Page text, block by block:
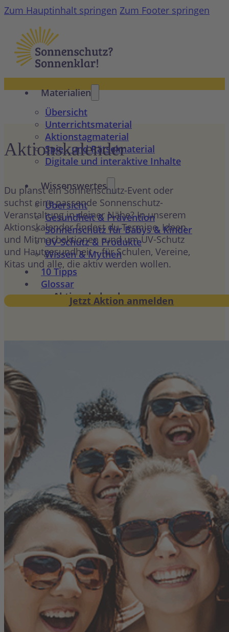
Zum Hauptinhalt springen Zum Footer springen
Materialien
Übersicht
Unterrichtsmaterial
Aktionstagmaterial
Spiel- und Rätselmaterial
Digitale und interaktive Inhalte
Wissenswertes
Übersicht
Gesundheit & Prävention
Sonnenschutz für Babys & Kinder
UV-Schutz & Produkte
Wissen & Mythen
10 Tipps
Glossar
Aktionskalender
Aktions­kalender
Du planst ein Sonnenschutz-Event oder
suchst eine passende Sonnenschutz-
Veranstaltung in deiner Nähe? In unserem
Aktionskalender findest du Termine, Ideen
und Mitmachaktionen rund um UV-Schutz
und Hautgesundheit – für Schulen, Vereine,
Kitas und alle, die aktiv werden wollen.
Jetzt Aktion anmelden